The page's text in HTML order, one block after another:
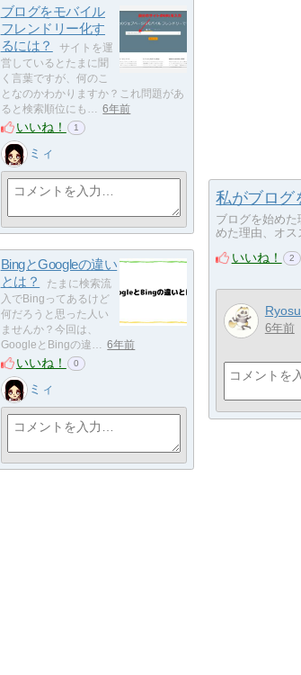
ブログをモバイル
フレンドリー化す
るには？
サイトを運
営しているとたまに聞
く言葉ですが、何のこ
となのかわかりますか？これ問題があ
ると検索順位にも…
6年前
いいね！ 1
ミィ
私がブログ
ブログを始め
めた理由、オス
いいね！ 2
6年前
BingとGoogleの違い
とは？
たまに検索流
入でBingってあるけど
何だろうと思った人い
ませんか？今回は、
GoogleとBingの違…
6年前
いいね！ 0
ミィ